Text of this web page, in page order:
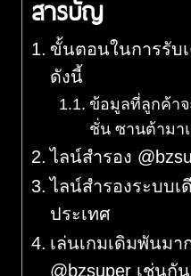
สารบัญ
ขั้นตอนในการรับ
ดังนี้
ข้อมูลที่ลูกค้าจ
ชั่น ซานต้ามา
ไลน์สำรอง
ไลน์สำรองระบบเ
ประเทศ
เล่นเกมเดิมพันม
@bzsuper เช่นกัน